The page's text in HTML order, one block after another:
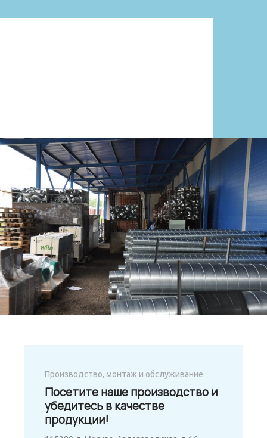
Производство, монтаж и обслуживание
Посетите наше производство и
убедитесь в качестве
продукции!